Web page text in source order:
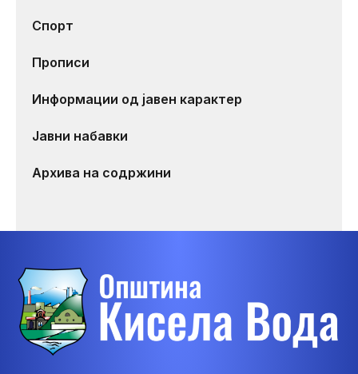
Спорт
Прописи
Информации од јавен карактер
Јавни набавки
Архива на содржини